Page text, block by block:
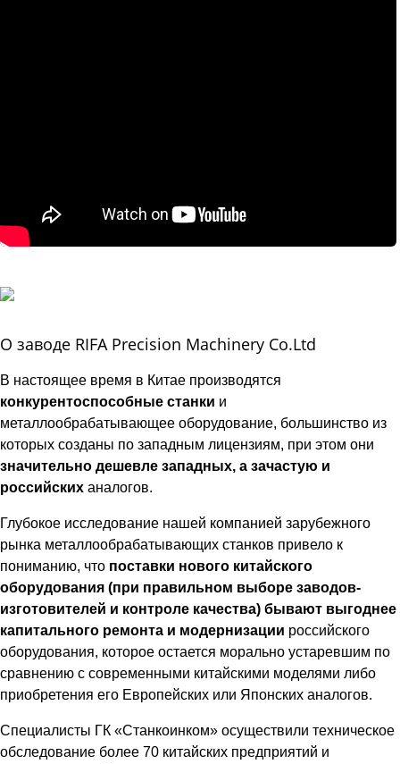
О заводе RIFA Precision Machinery Co.Ltd
В настоящее время в Китае производятся
конкурентоспособные станки и
металлообрабатывающее оборудование, большинство из
которых созданы по западным лицензиям, при этом они
значительно дешевле западных, а зачастую и
российских аналогов.
Глубокое исследование нашей компанией зарубежного
рынка металлообрабатывающих станков привело к
пониманию, что поставки нового китайского
оборудования (при правильном выборе заводов-
изготовителей и контроле качества) бывают выгоднее
капитального ремонта и модернизации российского
оборудования, которое остается морально устаревшим по
сравнению с современными китайскими моделями либо
приобретения его Европейских или Японских аналогов.
Специалисты ГК «Станкоинком» осуществили техническое
обследование более 70 китайских предприятий и